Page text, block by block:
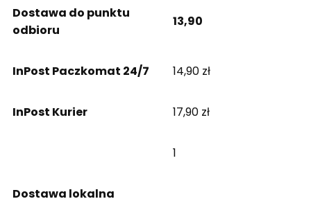
Dostawa do punktu
odbioru
13,90
InPost Paczkomat 24/7 14,90 zł
InPost Kurier 17,90 zł
1
Dostawa lokalna